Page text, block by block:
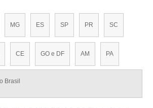
MG ES SP PR SC
CE GO e DF AM PA
Brasil